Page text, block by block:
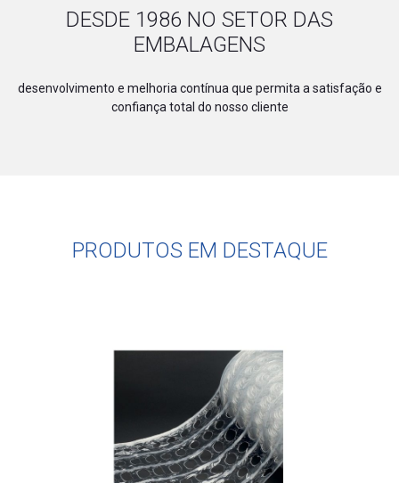
DESDE 1986 NO SETOR DAS
EMBALAGENS
desenvolvimento e melhoria contínua que permita a satisfação e
confiança total do nosso cliente
PRODUTOS EM DESTAQUE